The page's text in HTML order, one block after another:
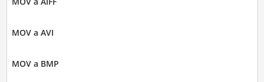
MOV a AVI
MOV a BMP